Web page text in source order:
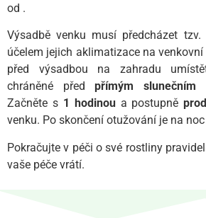
od .
Výsadbě venku musí předcházet
účelem jejich aklimatizace na venkovní
před výsadbou na zahradu
chráněné před přímým slunečním
Začněte s 1 hodinoua postupně
venku. Po skončení otužování je na
Pokračujte v péči o své rostliny
vaše péče vrátí.